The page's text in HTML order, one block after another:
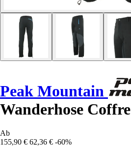
Peak Mountain
Wanderhose Coffre
Ab
155,90 € 62,36 € -60%